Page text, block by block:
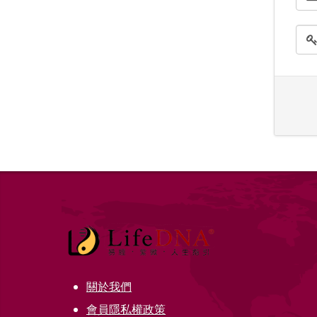
關於我們
會員隱私權政策